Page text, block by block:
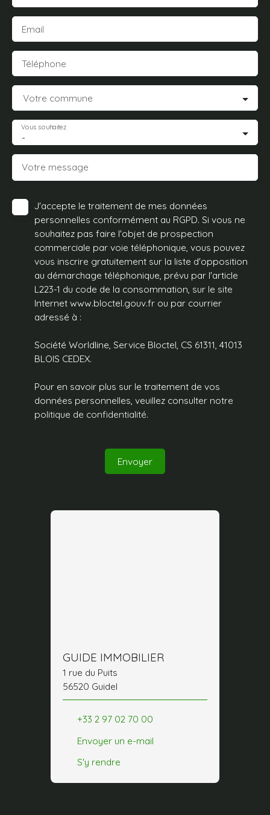
Email
Téléphone
Votre commune
-
Vous souhaitez
Votre message
J'accepte le traitement de mes données
personnelles conformément au RGPD. Si vous ne
souhaitez pas faire l'objet de prospection
commerciale par voie téléphonique, vous pouvez
vous inscrire gratuitement sur la liste d'opposition
au démarchage téléphonique, prévu par l'article
L223-1 du code de la consommation, sur le site
Internet www.bloctel.gouv.fr ou par courrier
adressé à :
Société Worldline, Service Bloctel, CS 61311, 41013
BLOIS CEDEX.
Pour en savoir plus sur le traitement de vos
données personnelles, veuillez consulter notre
politique de confidentialité.
Envoyer
GUIDE IMMOBILIER
1 rue du Puits
56520 Guidel
+33 2 97 02 70 00
Envoyer un e-mail
S'y rendre